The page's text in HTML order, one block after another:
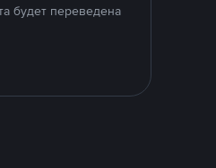
будет переведена